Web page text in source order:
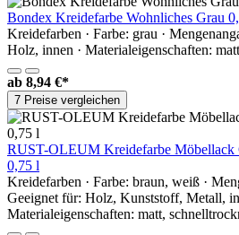
Bondex Kreidefarbe Wohnliches Grau
Kreidefarben · Farbe: grau ·
Holz, innen · Materialeigenschaften:
ab 8,94 €*
7 Preise vergleichen
RUST-OLEUM Kreidefarbe Möbellack
0,75 l
Kreidefarben · Farbe: braun, weiß ·
Geeignet für: Holz, Kunststoff, Metall,
Materialeigenschaften: matt,